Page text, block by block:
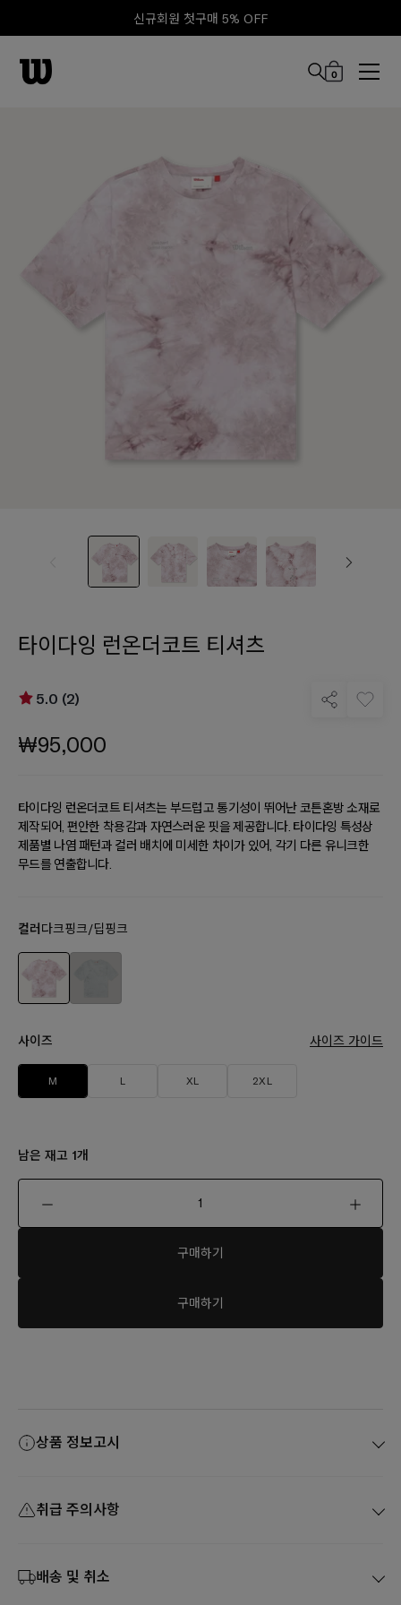
신규회원 첫구매 5% OFF
0
상품 정보고시
취급 주의사항
배송 및 취소
타이다잉 런온더코트 티셔츠
5.0 (2)
₩95,000
타이다잉 런온더코트 티셔츠는 부드럽고 통기성이 뛰어난 코튼혼방 소재로
제작되어, 편안한 착용감과 자연스러운 핏을 제공합니다. 타이다잉 특성상
제품별 나염 패턴과 컬러 배치에 미세한 차이가 있어, 각기 다른 유니크한
무드를 연출합니다.
컬러 다크핑크/딥핑크
사이즈 사이즈 가이드
M L XL 2XL
남은 재고 1개
구매하기
구매하기